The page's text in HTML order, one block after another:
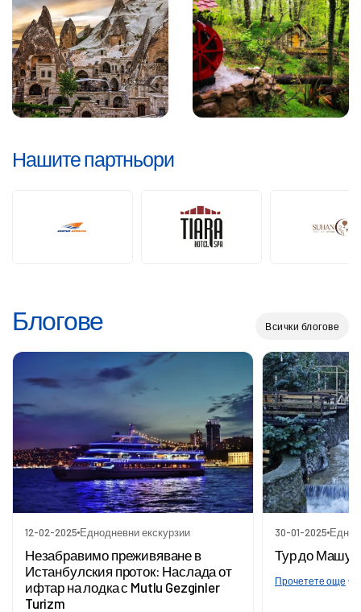
Нашите партньори
Блогове Всички блогове
12-02-2025 Еднодневни екскурзии
Незабравимо преживяване в
Истанбулския проток: Наслада от
ифтар на лодка с Mutlu Gezginler
Turizm
30-01-2025
Тур до
Прочетете още